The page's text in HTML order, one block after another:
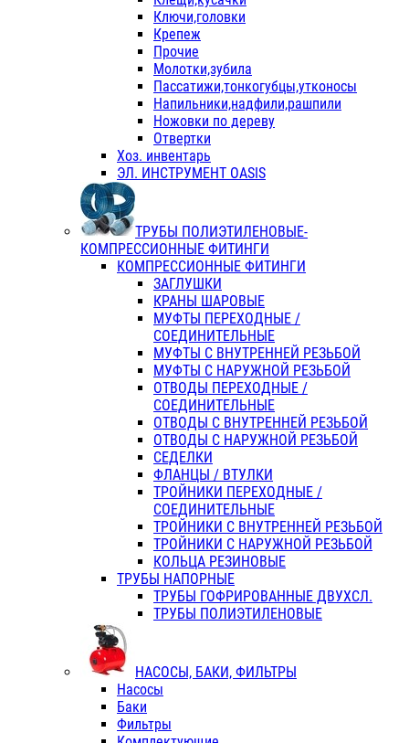
Ключи,головки
Крепеж
Прочие
Молотки,зубила
Пассатижи,тонкогубцы,утконосы
Напильники,надфили,рашпили
Ножовки по дереву
Отвертки
Хоз. инвентарь
ЭЛ. ИНСТРУМЕНТ OASIS
ТРУБЫ ПОЛИЭТИЛЕНОВЫЕ-
КОМПРЕССИОННЫЕ ФИТИНГИ
КОМПРЕССИОННЫЕ ФИТИНГИ
ЗАГЛУШКИ
КРАНЫ ШАРОВЫЕ
МУФТЫ ПЕРЕХОДНЫЕ /
СОЕДИНИТЕЛЬНЫЕ
МУФТЫ С ВНУТРЕННЕЙ РЕЗЬБОЙ
МУФТЫ С НАРУЖНОЙ РЕЗЬБОЙ
ОТВОДЫ ПЕРЕХОДНЫЕ /
СОЕДИНИТЕЛЬНЫЕ
ОТВОДЫ С ВНУТРЕННЕЙ РЕЗЬБОЙ
ОТВОДЫ С НАРУЖНОЙ РЕЗЬБОЙ
СЕДЕЛКИ
ФЛАНЦЫ / ВТУЛКИ
ТРОЙНИКИ ПЕРЕХОДНЫЕ /
СОЕДИНИТЕЛЬНЫЕ
ТРОЙНИКИ С ВНУТРЕННЕЙ РЕЗЬБОЙ
ТРОЙНИКИ С НАРУЖНОЙ РЕЗЬБОЙ
КОЛЬЦА РЕЗИНОВЫЕ
ТРУБЫ НАПОРНЫЕ
ТРУБЫ ГОФРИРОВАННЫЕ ДВУХСЛ.
ТРУБЫ ПОЛИЭТИЛЕНОВЫЕ
НАСОСЫ, БАКИ, ФИЛЬТРЫ
Насосы
Баки
Фильтры